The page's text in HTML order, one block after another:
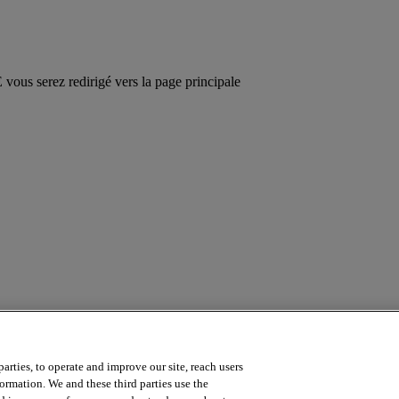
serez redirigé vers la page principale
course? Contact us by emailingonline.training@intersystems.com
to operate and improve our site, reach users
We and these third parties use the